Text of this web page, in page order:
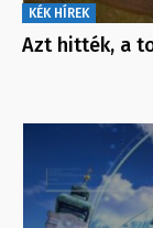
KÉK HÍREK
Azt hitték, a